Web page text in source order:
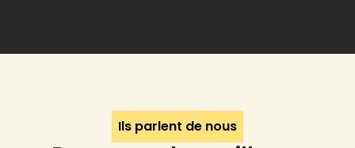
Ils parlent de nous